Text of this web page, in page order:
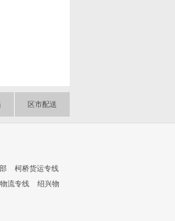
区市配送
柯桥货运专线
流专线
绍兴物